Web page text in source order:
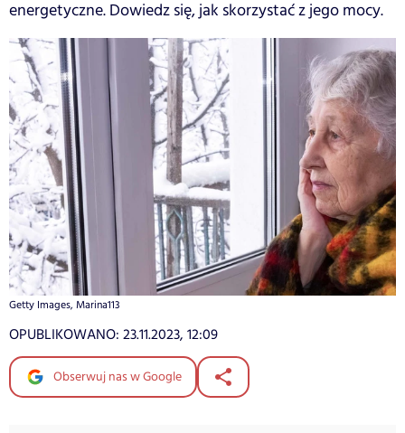
energetyczne. Dowiedz się, jak skorzystać z jego mocy.
Getty Images, Marina113
OPUBLIKOWANO: 23.11.2023, 12:09
Obserwuj nas w Google